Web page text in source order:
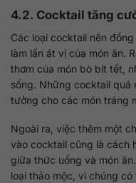
4.2. Cocktail tăng
Các loại cocktail nên
làm lấn át vị của món ăn.
thơm của món bò bít tết,
sống. Những cocktail quá
tưởng cho các món tráng
Ngoài ra, việc thêm một
vào cocktail cũng là cách
giữa thức uống và món
loại thảo mộc, vì chúng